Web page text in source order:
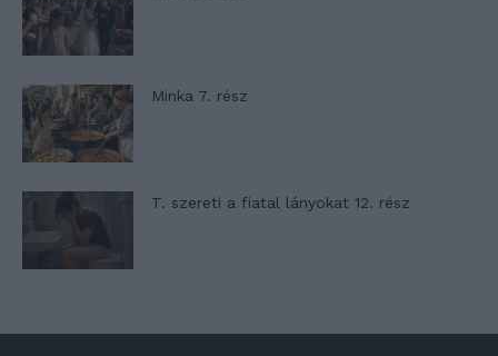
Minka 7. rész
T. szereti a fiatal lányokat 12. rész